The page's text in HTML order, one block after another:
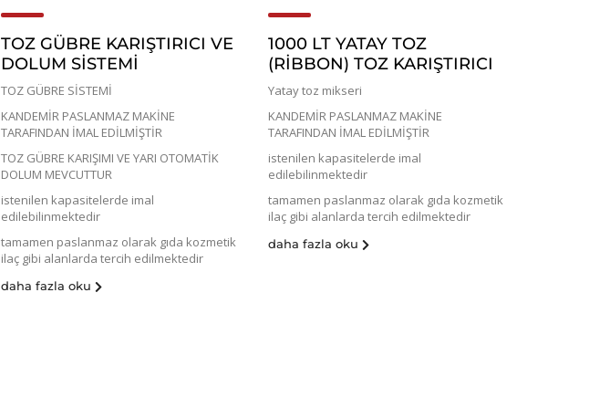
TOZ GÜBRE KARIŞTIRICI VE
DOLUM SİSTEMİ
TOZ GÜBRE SİSTEMİ
KANDEMİR PASLANMAZ MAKİNE
TARAFINDAN İMAL EDİLMİŞTİR
TOZ GÜBRE KARIŞIMI VE YARI OTOMATİK
DOLUM MEVCUTTUR
istenilen kapasitelerde imal
edilebilinmektedir
tamamen paslanmaz olarak gıda kozmetik
ilaç gibi alanlarda tercih edilmektedir
daha fazla oku
1000 LT YATAY TOZ
(RİBBON) TOZ KARIŞTIRICI
Yatay toz mikseri
KANDEMİR PASLANMAZ MAKİNE
TARAFINDAN İMAL EDİLMİŞTİR
istenilen kapasitelerde imal
edilebilinmektedir
tamamen paslanmaz olarak gıda kozmetik
ilaç gibi alanlarda tercih edilmektedir
daha fazla oku